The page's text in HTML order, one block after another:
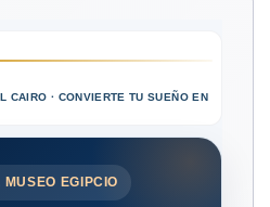
CAIRO · CONVIERTE TU SUEÑO EN
EGIPCIO